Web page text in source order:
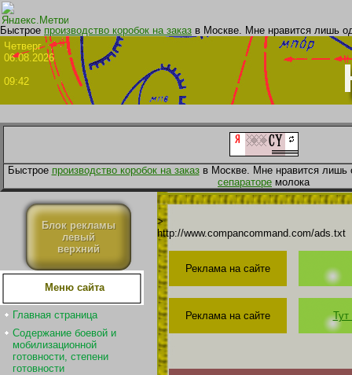
Быстрое производство коробок на заказ в Москве. Мне нравится лишь
06.08.2026
09:42
Быстрое производство коробок на заказв Москве. Мне нравится лишь
сепараторе молока
Блок рекламы
левый
верхний
Меню сайта
Главная страница
Содержание боевой и
мобилизационной
готовности, степени
готовности
>
http://www.compancommand.com/ads.txt
Реклама на сайте
Реклама на сайте